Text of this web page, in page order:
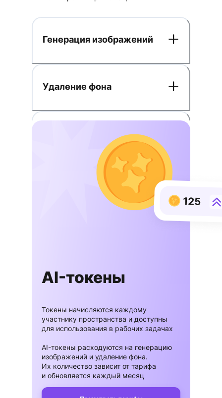
Генерация изображений
Удаление фона
Работа с текстом
AI-токены
Токены начисляются каждому
участнику пространства и доступны
для использования в рабочих задачах
AI-токены расходуются на генерацию
изображений и удаление фона.
Их количество зависит от тарифа
и обновляется каждый месяц